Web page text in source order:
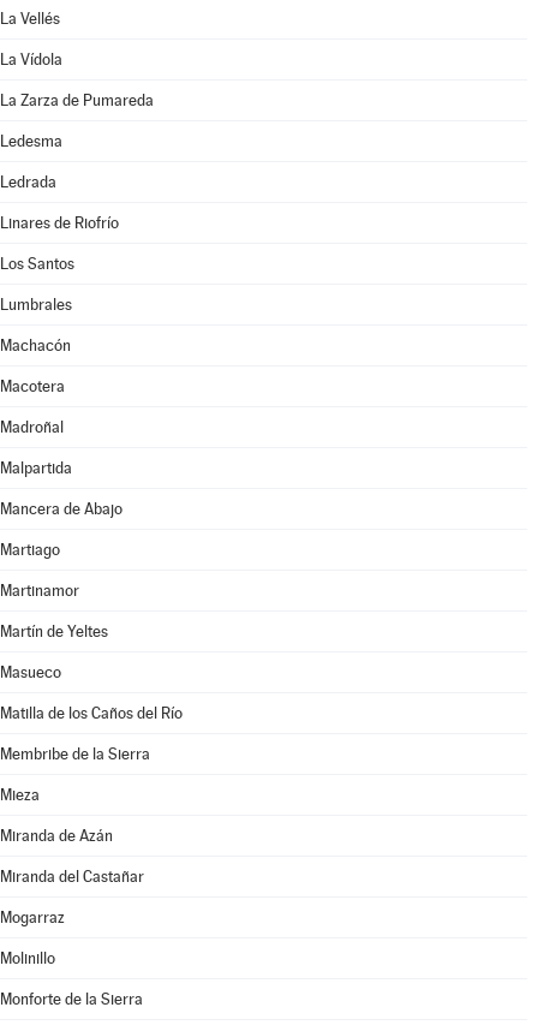
La Vellés
La Vídola
La Zarza de Pumareda
Ledesma
Ledrada
Linares de Riofrío
Los Santos
Lumbrales
Machacón
Macotera
Madroñal
Malpartida
Mancera de Abajo
Martiago
Martinamor
Martín de Yeltes
Masueco
Matilla de los Caños del Río
Membribe de la Sierra
Mieza
Miranda de Azán
Miranda del Castañar
Mogarraz
Molinillo
Monforte de la Sierra